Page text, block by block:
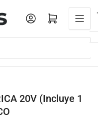
Iniciar sesiónAbrir cesta pequeña
20V (Incluye 1